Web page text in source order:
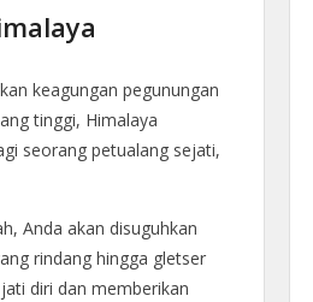
keagungan pegunungan
tinggi, Himalaya
seorang petualang sejati,
Anda akan disuguhkan
rindang hingga gletser
diri dan memberikan